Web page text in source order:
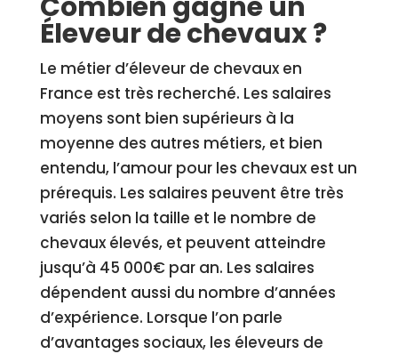
Éleveur de chevaux ?
Le métier d’éleveur de chevaux en
France est très recherché. Les salaires
moyens sont bien supérieurs à la
moyenne des autres métiers, et bien
entendu, l’amour pour les chevaux est un
prérequis. Les salaires peuvent être très
variés selon la taille et le nombre de
chevaux élevés, et peuvent atteindre
jusqu’à 45 000€ par an. Les salaires
dépendent aussi du nombre d’années
d’expérience. Lorsque l’on parle
d’avantages sociaux, les éleveurs de